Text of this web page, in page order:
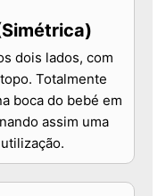
dois lados, com
Totalmente
boca do bebé em
assim uma